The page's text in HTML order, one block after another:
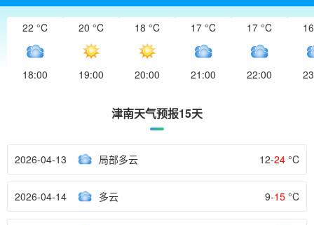
22 °C
18:00
20 °C
19:00
18 °C
20:00
17 °C
21:00
17 °C
22:00
津南天气预报15天
2026-04-13 局部多云 12-24 °C
2026-04-14 多云 9-15 °C